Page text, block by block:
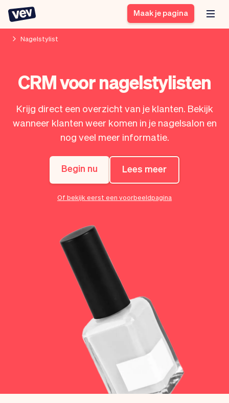
bedrijven
CRM voor MKB
Inschrijfformulier
Bestelsysteem
Software voor
groepslessen
Software voor
afspraken
Verhalen
Nieuwste updates
Analytics
Stijl
Bedrijf
Belasting
Software
Communicatie
Bezorging
Maak je pagina
Nagelstylist
CRM voor nagelstylisten
Krijg direct een overzicht van je klanten. Bekijk
wanneer klanten weer komen in je nagelsalon en
nog veel meer informatie.
Begin nu Lees meer
Of bekijk eerst een voorbeeldpagina